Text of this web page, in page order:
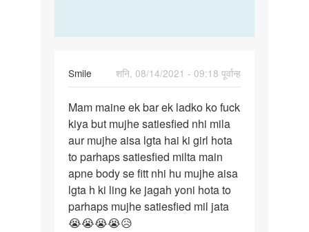
…
Smile
शनि, 08/14/2021 - 09:18 पूर्वान्ह
Mam
maine
ek
bar
ek
ladko
ko…
Mam maine ek bar ek ladko ko fuck
kiya but mujhe satiesfied nhi mila
aur mujhe aisa lgta hai ki girl hota
to parhaps satiesfied milta main
apne body se fitt nhi hu mujhe aisa
lgta h ki ling ke jagah yoni hota to
parhaps mujhe satiesfied mil jata
😭😭😭😭😥